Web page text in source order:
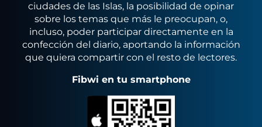
ciudades de las Islas, la posibilidad de opinar
sobre los temas que más le preocupan, o,
incluso, poder participar directamente en la
confección del diario, aportando la información
que quiera compartir con el resto de lectores.
Fibwi en tu smartphone